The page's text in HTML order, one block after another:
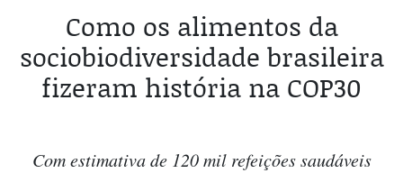
Como os alimentos da
sociobiodiversidade brasileira
fizeram história na COP30
Com estimativa de 120 mil refeições saudáveis